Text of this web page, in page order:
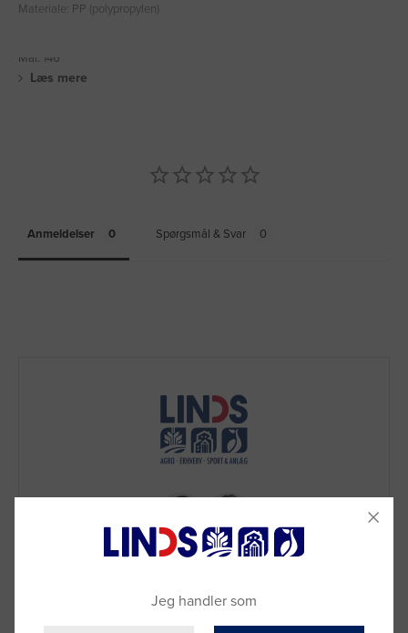
Materiale: PP (polypropylen)
Mål: 146
Læs mere
Anmeldelser Spørgsmål & Svar
Jeg handler som